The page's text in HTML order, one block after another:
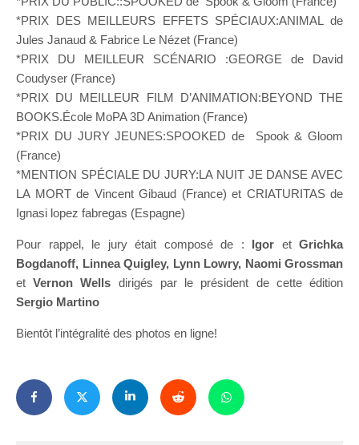
*PRIX DES MEILLEURS EFFETS SPÉCIAUX:ANIMAL de
Jules Janaud & Fabrice Le Nézet (France)
*PRIX DU MEILLEUR SCÉNARIO :GEORGE de David
Coudyser (France)
*PRIX DU MEILLEUR FILM D’ANIMATION:BEYOND THE
BOOKS.École MoPA 3D Animation (France)
*PRIX DU JURY JEUNES:SPOOKED de Spook & Gloom
(France)
*MENTION SPÉCIALE DU JURY:LA NUIT JE DANSE AVEC
LA MORT de Vincent Gibaud (France) et CRIATURITAS de
Ignasi lopez fabregas (Espagne)
Pour rappel, le jury était composé de : Igor et Grichka
Bogdanoff, Linnea Quigley, Lynn Lowry, Naomi Grossman
etVernon Wells dirigés par le président de cette édition
Sergio Martino
Bientôt l’intégralité des photos en ligne!